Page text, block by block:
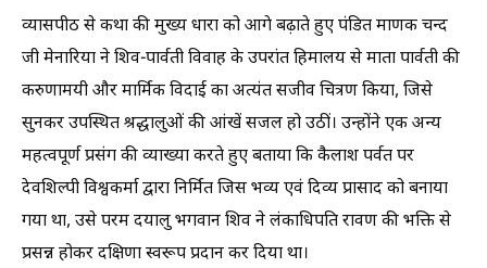
व्यासपीठ से कथा की मुख्य धारा को आगे बढ़ाते हुए पंडित माणक चन्द
जी मेनारिया ने शिव-पार्वती विवाह के उपरांत हिमालय से माता पार्वती की
करुणामयी और मार्मिक विदाई का अत्यंत सजीव चित्रण किया, जिसे
सुनकर उपस्थित श्रद्धालुओं की आंखें सजल हो उठीं। उन्होंने एक अन्य
महत्वपूर्ण प्रसंग की व्याख्या करते हुए बताया कि कैलाश पर्वत पर
देवशिल्पी विश्वकर्मा द्वारा निर्मित जिस भव्य एवं दिव्य प्रासाद को बनाया
गया था, उसे परम दयालु भगवान शिव ने लंकाधिपति रावण की भक्ति से
प्रसन्न होकर दक्षिणा स्वरूप प्रदान कर दिया था।